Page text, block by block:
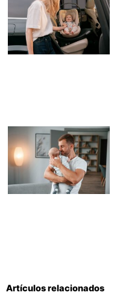
Artículos relacionados